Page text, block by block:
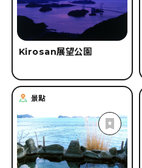
Kirosan展望公園
景點